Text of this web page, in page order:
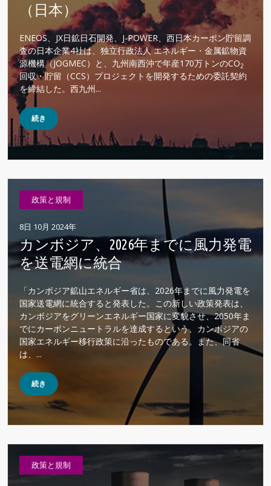
（日本）
ENEOS、JX日鉱日石開発、J-POWER、西日本カーボン貯留調
査の日本企業4社は、独立行政法人 エネルギー・金属鉱物資
源機構（JOGMEC）と、九州南西沖で年産170万トンのCO2
回収・貯留（CCS）プロジェクトを開発するための委託契約
を締結した。西九州...
続き
政策と規制
8日 10月 2024年
カンボジア、2026年までに風力発電
を送電網に統合
「カンボジア鉱山エネルギー省は、2026年までに風力発電を
国家送電網に統合すると発表した。この新しい政策発表は、
カンボジアをグリーンエネルギー国家に変貌させ、2050年ま
でにカーボンニュートラルを達成するという、カンボジアの
国家エネルギー移行政策に沿ったものである。また、同省
は、...
続き
政策と規制